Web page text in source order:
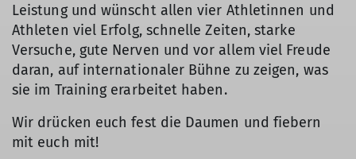
Leistung und wünscht allen vier Athletinnen und
Athleten viel Erfolg, schnelle Zeiten, starke
Versuche, gute Nerven und vor allem viel Freude
daran, auf internationaler Bühne zu zeigen, was
sie im Training erarbeitet haben.
Wir drücken euch fest die Daumen und fiebern
mit euch mit!